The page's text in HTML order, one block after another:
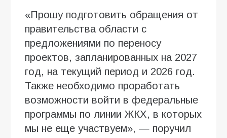
«Прошу подготовить обращения от
правительства области с
предложениями по переносу
проектов, запланированных на 2027
год, на текущий период и 2026 год.
Также необходимо проработать
возможности войти в федеральные
программы по линии ЖКХ, в которых
мы не еще участвуем», — поручил